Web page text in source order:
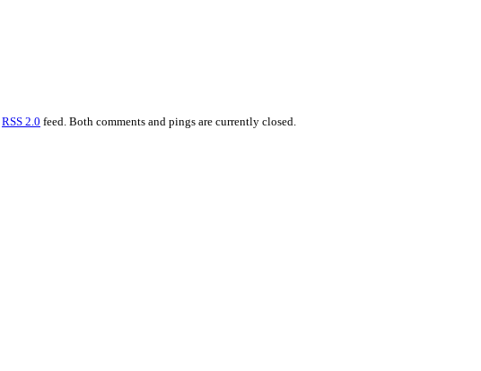
RSS 2.0 feed. Both comments and pings are currently closed.